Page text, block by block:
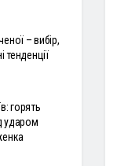
– вибір,
тенденції
горять
ударом